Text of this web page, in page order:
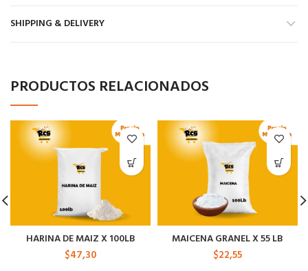
SHIPPING & DELIVERY
PRODUCTOS RELACIONADOS
HARINA DE MAIZ X 100LB
$47,30
MAICENA GRANEL X 55 LB
$22,55